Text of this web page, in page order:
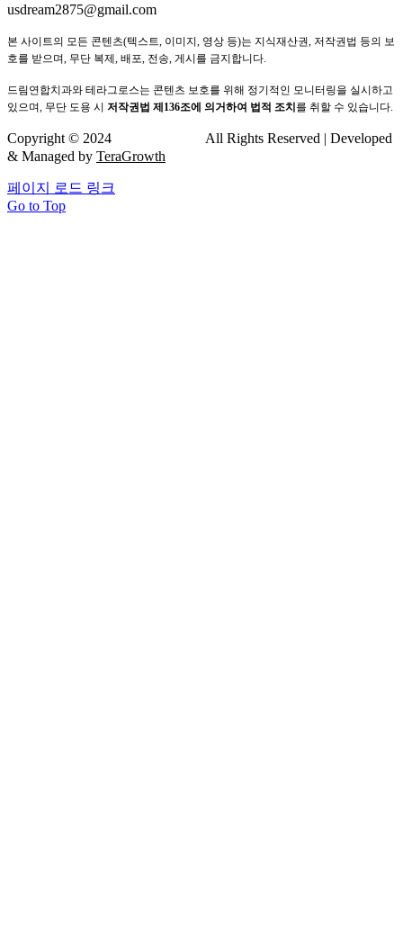
usdream2875@gmail.com
본 사이트의 모든 콘텐츠(텍스트, 이미지, 영상 등)는 지식재산권, 저작권법 등의 보
호를 받으며, 무단 복제, 배포, 전송, 게시를 금지합니다.
드림연합치과와 테라그로스는 콘텐츠 보호를 위해 정기적인 모니터링을 실시하고
있으며, 무단 도용 시 저작권법 제136조에 의거하여 법적 조치 를 취할 수 있습니다.
Copyright © 2024
All Rights Reserved | Developed
& Managed by TeraGrowth
페이지 로드 링크
Go to Top